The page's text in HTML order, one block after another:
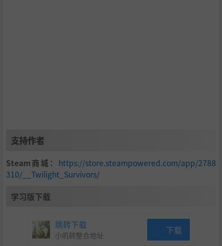
支持作者
Steam商城： https://store.steampowered.com/app/2788
310/__Twilight_Survivors/
学习版下载
跳转下载
小叽转整合地址 下载